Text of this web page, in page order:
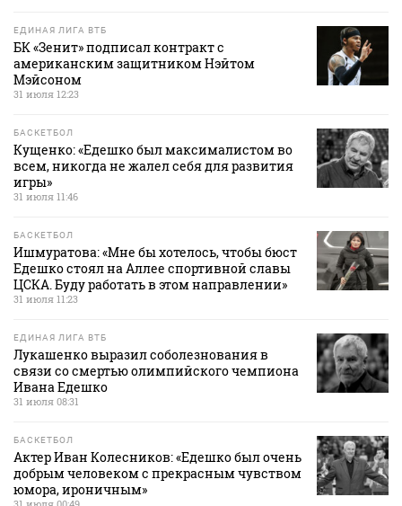
ЕДИНАЯ ЛИГА ВТБ
БК «Зенит» подписал контракт с
американским защитником Нэйтом
Мэйсоном
31 июля 12:23
БАСКЕТБОЛ
Кущенко: «Едешко был максималистом во
всем, никогда не жалел себя для развития
игры»
31 июля 11:46
БАСКЕТБОЛ
Ишмуратова: «Мне бы хотелось, чтобы бюст
Едешко стоял на Аллее спортивной славы
ЦСКА. Буду работать в этом направлении»
31 июля 11:23
ЕДИНАЯ ЛИГА ВТБ
Лукашенко выразил соболезнования в
связи со смертью олимпийского чемпиона
Ивана Едешко
31 июля 08:31
БАСКЕТБОЛ
Актер Иван Колесников: «Едешко был очень
добрым человеком с прекрасным чувством
юмора, ироничным»